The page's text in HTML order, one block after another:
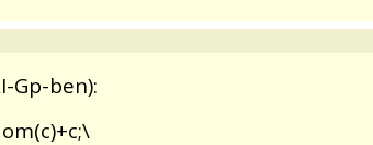
Gp-ben):